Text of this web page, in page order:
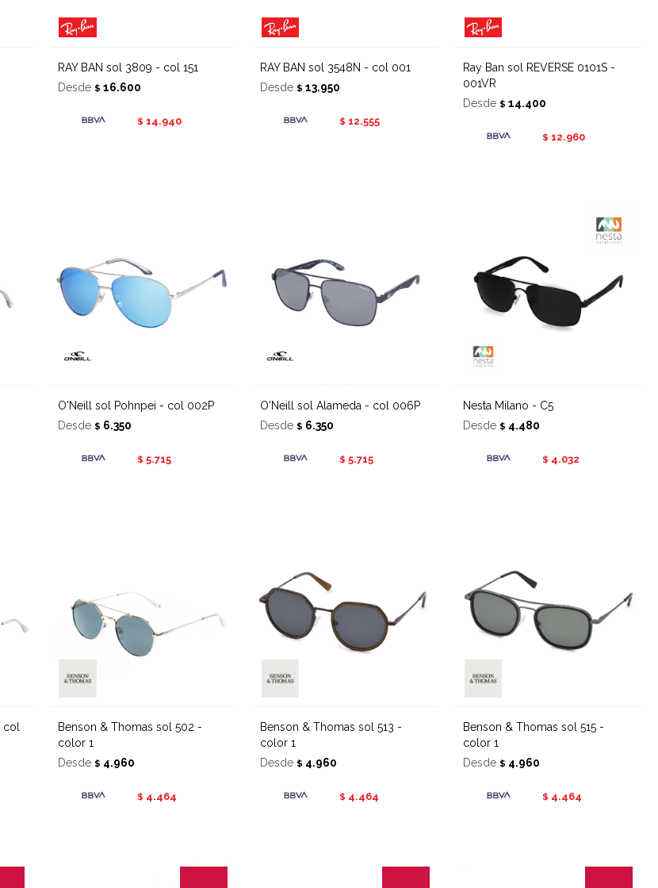
RAY BAN sol 3809 - col 151
Desde $ 16.600
$ 14.940
RAY BAN sol 3548N - col 001
Desde$ 13.950
$ 12.555
Ray Ban sol REVERSE 0101S -
001VR
Desde$ 14.400
$ 12.960
O'Neill sol Pohnpei - col 002P
Desde $ 6.350
$ 5.715
O'Neill sol Alameda - col 006P
Desde$ 6.350
$ 5.715
Nesta Milano - C5
Desde$ 4.480
$ 4.032
Benson & Thomas sol 502 -
color 1
Desde $ 4.960
$ 4.464
Benson & Thomas sol 513 -
color 1
Desde$ 4.960
$ 4.464
Benson & Thomas sol 515 -
color 1
Desde$ 4.960
$ 4.464